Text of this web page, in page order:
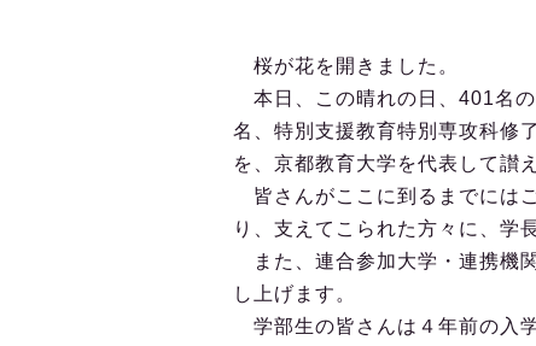
桜が花を開きました。
本日、この晴れの日、401名
名、特別支援教育特別専攻科修
を、京都教育大学を代表して讃
皆さんがここに到るまでには
り、支えてこられた方々に、学
また、連合参加大学・連携機
し上げます。
学部生の皆さんは４年前の入